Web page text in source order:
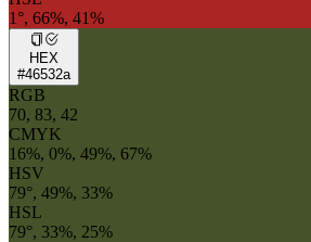
1°, 66%, 41%
HEX
#46532a
RGB
70, 83, 42
CMYK
16%, 0%, 49%, 67%
HSV
79°, 49%, 33%
HSL
79°, 33%, 25%